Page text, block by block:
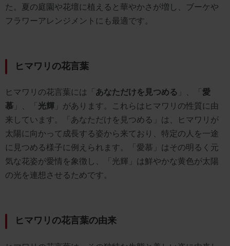
た。夏の庭園や花壇に植えると華やかさが増し、ブーケや
フラワーアレンジメントにも最適です。
ヒマワリの花言葉
ヒマワリの花言葉には「あなただけを見つめる 」、「愛
慕 」、「光輝 」があります。これらはヒマワリの性質に由
来しています。「あなただけを見つめる」は、ヒマワリが
太陽に向かって成長する姿から来ており、特定の人を一途
に見つめる様子に例えられます。「愛慕」はその明るく元
気な花姿が愛情を象徴し、「光輝」は鮮やかな黄色が太陽
の光を連想させるためです。
ヒマワリの花言葉の由来